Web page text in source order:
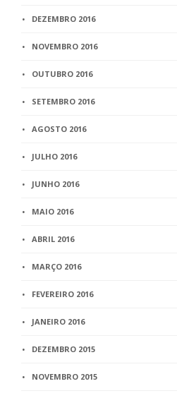
DEZEMBRO 2016
NOVEMBRO 2016
OUTUBRO 2016
SETEMBRO 2016
AGOSTO 2016
JULHO 2016
JUNHO 2016
MAIO 2016
ABRIL 2016
MARÇO 2016
FEVEREIRO 2016
JANEIRO 2016
DEZEMBRO 2015
NOVEMBRO 2015